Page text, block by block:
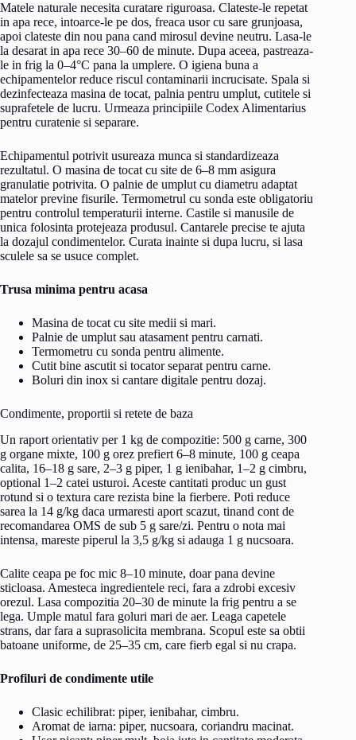
Matele naturale necesita curatare riguroasa. Clateste-le repetat
in apa rece, intoarce-le pe dos, freaca usor cu sare grunjoasa,
apoi clateste din nou pana cand mirosul devine neutru. Lasa-le
la desarat in apa rece 30–60 de minute. Dupa aceea, pastreaza-
le in frig la 0–4°C pana la umplere. O igiena buna a
echipamentelor reduce riscul contaminarii incrucisate. Spala si
dezinfecteaza masina de tocat, palnia pentru umplut, cutitele si
suprafetele de lucru. Urmeaza principiile Codex Alimentarius
pentru curatenie si separare.
Echipamentul potrivit usureaza munca si standardizeaza
rezultatul. O masina de tocat cu site de 6–8 mm asigura
granulatie potrivita. O palnie de umplut cu diametru adaptat
matelor previne fisurile. Termometrul cu sonda este obligatoriu
pentru controlul temperaturii interne. Castile si manusile de
unica folosinta protejeaza produsul. Cantarele precise te ajuta
la dozajul condimentelor. Curata inainte si dupa lucru, si lasa
sculele sa se usuce complet.
Trusa minima pentru acasa
Masina de tocat cu site medii si mari.
Palnie de umplut sau atasament pentru carnati.
Termometru cu sonda pentru alimente.
Cutit bine ascutit si tocator separat pentru carne.
Boluri din inox si cantare digitale pentru dozaj.
Condimente, proportii si retete de baza
Un raport orientativ per 1 kg de compozitie: 500 g carne, 300
g organe mixte, 100 g orez prefiert 6–8 minute, 100 g ceapa
calita, 16–18 g sare, 2–3 g piper, 1 g ienibahar, 1–2 g cimbru,
optional 1–2 catei usturoi. Aceste cantitati produc un gust
rotund si o textura care rezista bine la fierbere. Poti reduce
sarea la 14 g/kg daca urmaresti aport scazut, tinand cont de
recomandarea OMS de sub 5 g sare/zi. Pentru o nota mai
intensa, mareste piperul la 3,5 g/kg si adauga 1 g nucsoara.
Calite ceapa pe foc mic 8–10 minute, doar pana devine
sticloasa. Amesteca ingredientele reci, fara a zdrobi excesiv
orezul. Lasa compozitia 20–30 de minute la frig pentru a se
lega. Umple matul fara goluri mari de aer. Leaga capetele
strans, dar fara a suprasolicita membrana. Scopul este sa obtii
batoane uniforme, de 25–35 cm, care fierb egal si nu crapa.
Profiluri de condimente utile
Clasic echilibrat: piper, ienibahar, cimbru.
Aromat de iarna: piper, nucsoara, coriandru macinat.